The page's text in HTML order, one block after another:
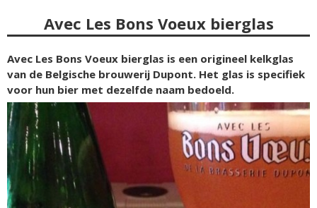
Avec Les Bons Voeux bierglas
Avec Les Bons Voeux bierglas is een origineel kelkglas
van de Belgische brouwerij Dupont. Het glas is specifiek
voor hun bier met dezelfde naam bedoeld.